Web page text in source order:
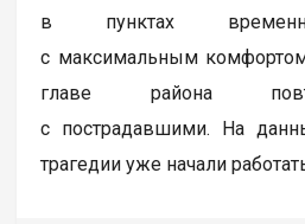
в пунктах
с максимальным
главе района
с пострадавшими. На
трагедии уже начали